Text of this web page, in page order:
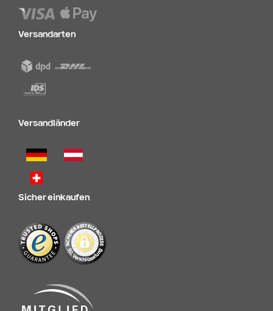
Versandarten
Versandländer
Sicher einkaufen